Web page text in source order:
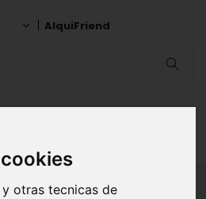
otras tecnicas de
AlquiFriend